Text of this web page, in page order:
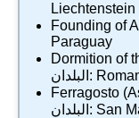
Liechtenstein
Founding of
Paraguay
Dormition of
البلدان:
Ferragosto
البلدان: San